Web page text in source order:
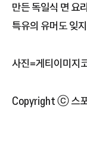
만든 독일식 면 요
특유의 유머도 잊
사진=게티이미지
Copyright ⓒ 스포